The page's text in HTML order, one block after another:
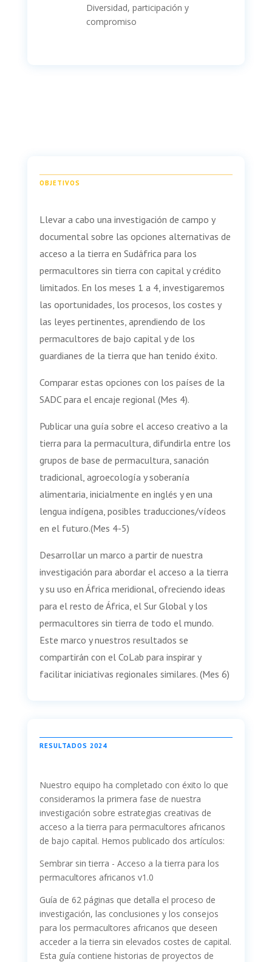
Diversidad, participación y
compromiso
OBJETIVOS
Llevar a cabo una investigación de campo y
documental sobre las opciones alternativas de
acceso a la tierra en Sudáfrica para los
permacultores sin tierra con capital y crédito
limitados. En los meses 1 a 4, investigaremos
las oportunidades, los procesos, los costes y
las leyes pertinentes, aprendiendo de los
permacultores de bajo capital y de los
guardianes de la tierra que han tenido éxito.
Comparar estas opciones con los países de la
SADC para el encaje regional (Mes 4).
Publicar una guía sobre el acceso creativo a la
tierra para la permacultura, difundirla entre los
grupos de base de permacultura, sanación
tradicional, agroecología y soberanía
alimentaria, inicialmente en inglés y en una
lengua indígena, posibles traducciones/vídeos
en el futuro.(Mes 4-5)
Desarrollar un marco a partir de nuestra
investigación para abordar el acceso a la tierra
y su uso en África meridional, ofreciendo ideas
para el resto de África, el Sur Global y los
permacultores sin tierra de todo el mundo.
Este marco y nuestros resultados se
compartirán con el CoLab para inspirar y
facilitar iniciativas regionales similares. (Mes 6)
RESULTADOS 2024
Nuestro equipo ha completado con éxito lo que
consideramos la primera fase de nuestra
investigación sobre estrategias creativas de
acceso a la tierra para permacultores africanos
de bajo capital. Hemos publicado dos artículos:
Sembrar sin tierra - Acceso a la tierra para los
permacultores africanos v1.0
Guía de 62 páginas que detalla el proceso de
investigación, las conclusiones y los consejos
para los permacultores africanos que deseen
acceder a la tierra sin elevados costes de capital.
Esta guía contiene historias de proyectos de